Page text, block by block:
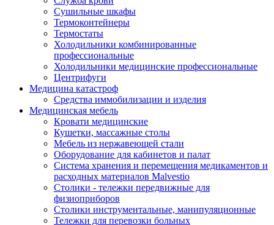
Сушильные шкафы
Термоконтейнеры
Термостаты
Холодильники комбинированные
профессиональные
Холодильники медицинские профессиональные
Центрифуги
Медицина катастроф
Средства иммобилизации и изделия
Медицинская мебель
Кровати медицинские
Кушетки, массажные столы
Мебель из нержавеющей стали
Оборудование для кабинетов и палат
Система хранения и перемещения медикаментов и
расходных материалов Malvestio
Столики - тележки передвижные для
физиоприборов
Столики инструментальные, манипуляционные
Тележки для перевозки больных